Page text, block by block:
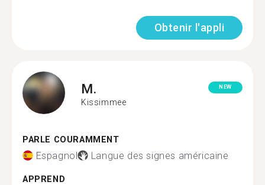
Obtenir l'appli
M.
Kissimmee
NEW
PARLE COURAMMENT
Espagnol Langue des signes américaine
APPREND